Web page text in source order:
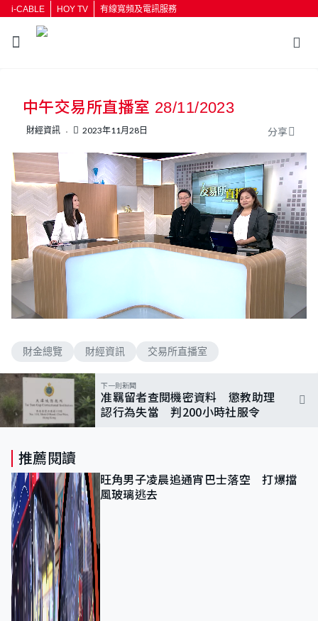
i-CABLE HOY TV 有線寬頻及電訊服務
按輸入鍵開始搜尋
中午交易所直播室 28/11/2023
財經資訊 2023年11月28日 分享
U
n
o
d
.
0
1
%
財金總覽 財經資訊 交易所直播室
下一則新聞
准羈留者查閱機密資料 懲教助理
認行為失當 判200小時社服令
推薦閱讀
旺角男子凌晨追通宵巴士落空 打爆擋
風玻璃逃去